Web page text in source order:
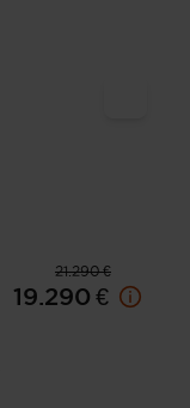
21.290 €
19.290 €